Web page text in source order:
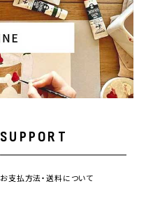
SUPPORT
お支払方法・送料について